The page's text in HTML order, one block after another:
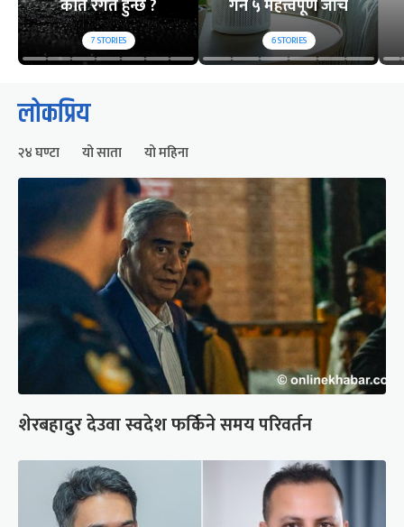
कति रगत हुन्छ ?
7STORIES
गर्ने ५ महत्त्वपूर्ण जाँच
6STORIES
लोकप्रिय
२४ घण्टा यो साता यो महिना
शेरबहादुर देउवा स्वदेश फर्किने समय परिवर्तन